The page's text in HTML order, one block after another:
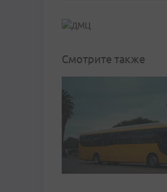
Смотрите также